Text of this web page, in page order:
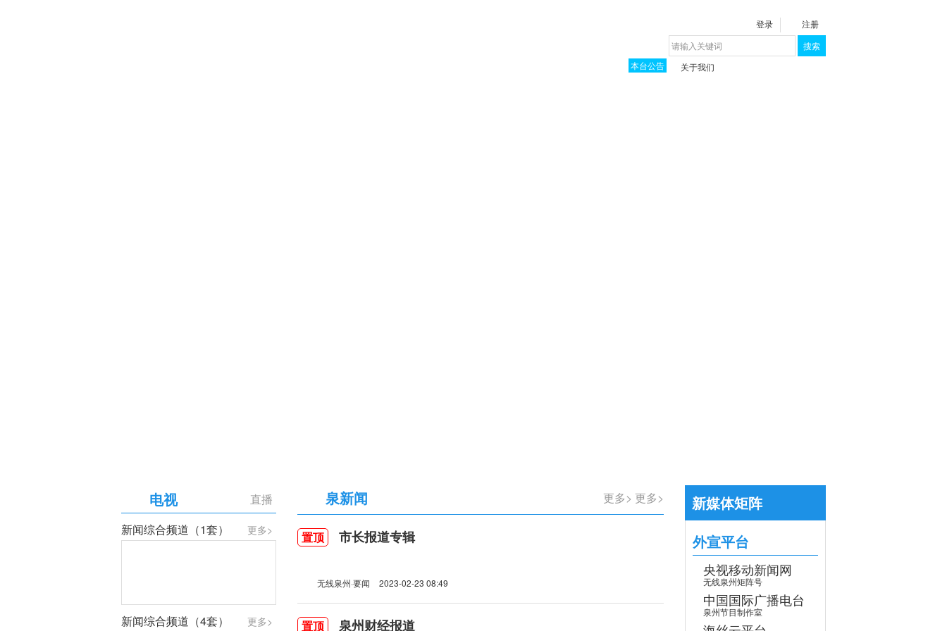
登录
注册
搜索
本台公告
关于我们
直播
电视
更多>
新闻综合频道（1套）
更多>
新闻综合频道（4套）
更多> 更多>
泉新闻
置顶 市长报道专辑
无线泉州·要闻 2023-02-23 08:49
置顶 泉州财经报道
新媒体矩阵
外宣平台
央视移动新闻网
无线泉州矩阵号
中国国际广播电台
泉州节目制作室